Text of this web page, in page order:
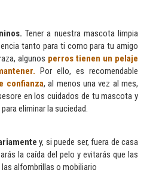
Tener a nuestra mascota limpia
tanto para ti como para tu amigo
algunos perros tienen un pelaje
Por ello, es recomendable
confianza, al menos una vez al mes,
en los cuidados de tu mascota y
eliminar la suciedad.
y, si puede ser, fuera de casa
la caída del pelo y evitarás que las
alfombrillas o mobiliario